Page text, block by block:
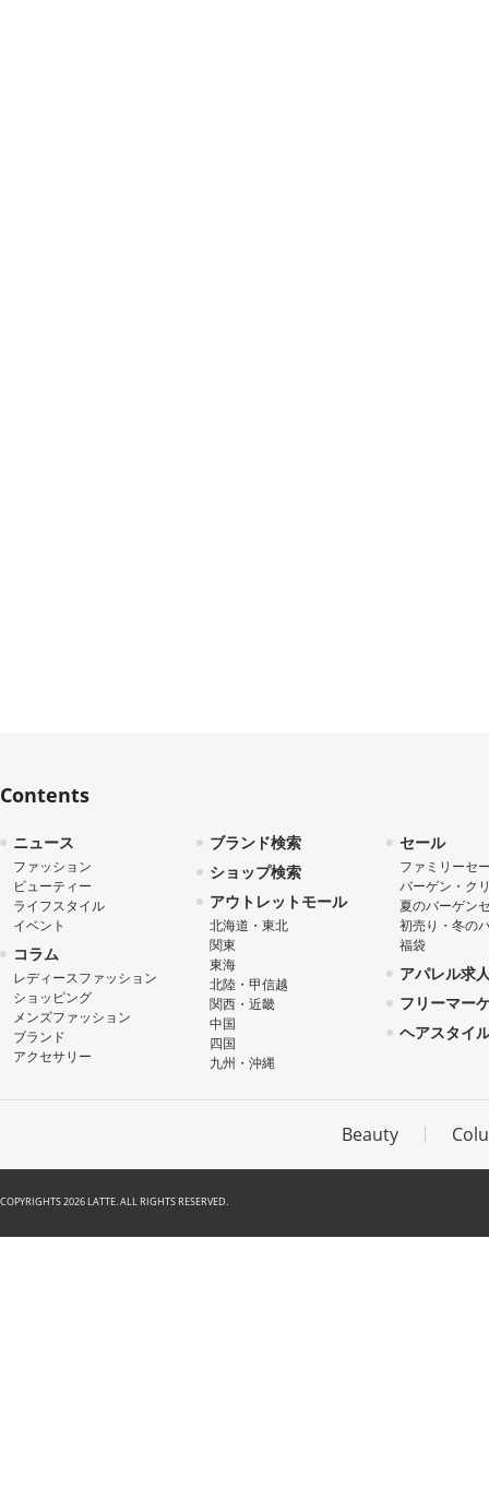
Contents
ニュース
ファッション
ビューティー
ライフスタイル
イベント
コラム
レディースファッション
ショッピング
メンズファッション
ブランド
アクセサリー
ブランド検索
ショップ検索
アウトレットモール
北海道・東北
関東
東海
北陸・甲信越
関西・近畿
中国
四国
九州・沖縄
セール
ファミリーセ
バーゲン・ク
夏のバーゲン
初売り・冬の
福袋
アパレル求
フリーマー
ヘアスタイ
Beauty
COPYRIGHTS 2026 LATTE. ALL RIGHTS RESERVED.